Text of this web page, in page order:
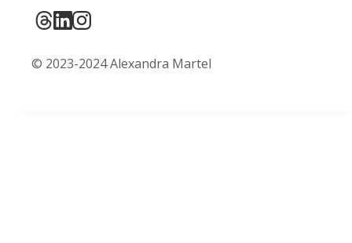
© 2023-2024 Alexandra Martel